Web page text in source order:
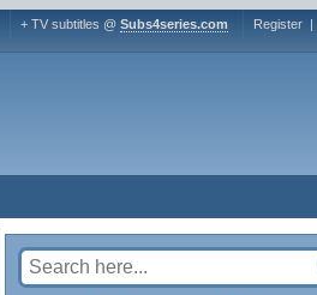
+ TV subtitles @ Subs4series.com Register |